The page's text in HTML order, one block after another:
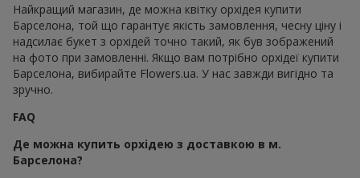
Найкращий магазин, де можна квітку орхідея купити
Барселона, той що гарантує якість замовлення, чесну ціну і
надсилає букет з орхідей точно такий, як був зображений
на фото при замовленні. Якщо вам потрібно орхідеї купити
Барселона, вибирайте Flowers.ua. У нас завжди вигідно та
зручно.
FAQ
Де можна купить орхідею з доставкою в м.
Барселона?